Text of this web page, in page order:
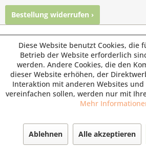
Bestellung widerrufen ›
© Paul's Mühle | Inhaber: Christof
45659
Fax: 02361 -28831 | E-Mail:
Diese Website benutzt Cookies, die
Betrieb der Website erforderlich
werden. Andere Cookies, die den
dieser Website erhöhen, der
Interaktion mit anderen Websites und
vereinfachen sollen, werden nur mit
Mehr
Ablehnen Alle akzeptieren